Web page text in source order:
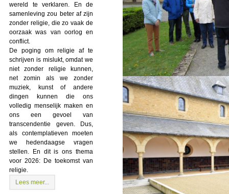
wereld te verklaren. En de
samenleving zou beter af zijn
zonder religie, die zo vaak de
oorzaak was van oorlog en
conflict.
De poging om religie af te
schrijven is mislukt, omdat we
niet zonder religie kunnen,
net zomin als we zonder
muziek, kunst of andere
dingen kunnen die ons
volledig menselijk maken en
ons een gevoel van
transcendentie geven. Dus,
als contemplatieven moeten
we hedendaagse vragen
stellen. En dit is ons thema
voor 2026: De toekomst van
religie.
Lees meer...